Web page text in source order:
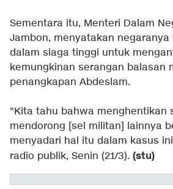
Sementara itu, Menteri Dalam
Jambon, menyatakan
dalam siaga tinggi untuk
kemungkinan serangan balasan
penangkapan Abdeslam.
"Kita tahu bahwa menghentikan
mendorong [sel militan] lainnya
menyadari hal itu dalam kasus
radio publik, Senin (21/3). (stu)